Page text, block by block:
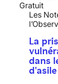
Gratuit
Les
La
dans